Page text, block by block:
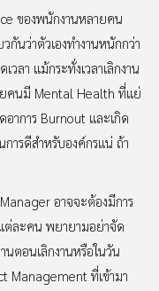
ของพนักงานหลายคน
นว่าตัวเองทำงานหนักกว่า
ลา แม้กระทั่งเวลาเลิกงาน
คนมี Mental Health ที่แย่
อาการ Burnout และเกิด
ารดีสำหรับองค์กรแน่ ถ้า
อาจจะต้องมีการ
ต่ละคน พยายามอย่าจัด
นตอนเลิกงานหรือในวัน
Management ที่เข้ามา